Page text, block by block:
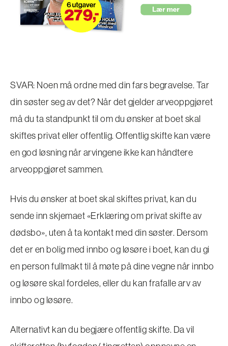
SVAR: Noen må ordne med din fars begravelse. Tar
din søster seg av det? Når det gjelder arveoppgjøret
må du ta standpunkt til om du ønsker at boet skal
skiftes privat eller offentlig. Offentlig skifte kan være
en god løsning når arvingene ikke kan håndtere
arveoppgjøret sammen.
Hvis du ønsker at boet skal skiftes privat, kan du
sende inn skjemaet «Erklæring om privat skifte av
dødsbo», uten å ta kontakt med din søster. Dersom
det er en bolig med innbo og løsøre i boet, kan du gi
en person fullmakt til å møte på dine vegne når innbo
og løsøre skal fordeles, eller du kan frafalle arv av
innbo og løsøre.
Alternativt kan du begjære offentlig skifte. Da vil